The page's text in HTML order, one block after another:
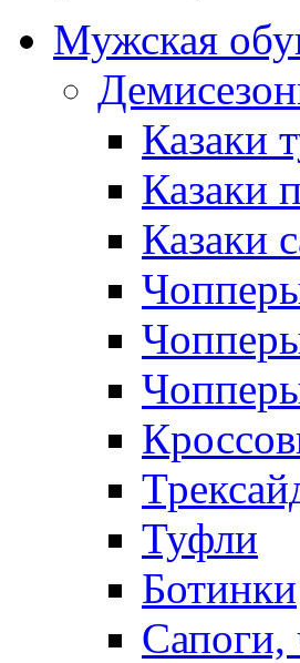
Мужская
Казаки
Казаки
Казаки
Туфли
Ботинки
Сапоги,